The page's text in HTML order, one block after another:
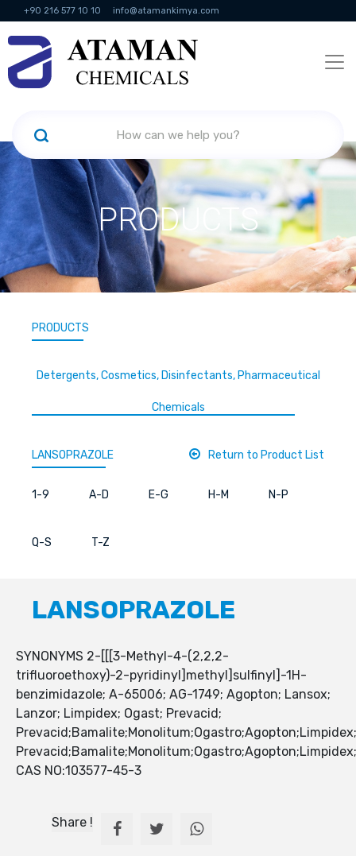
+90 216 577 10 10 info@atamankimya.com
KVKK Politikası Information Society Services
PRODUCTS
PRODUCTS
Detergents, Cosmetics, Disinfectants, Pharmaceutical
Chemicals
LANSOPRAZOLE Return to Product List
1-9 A-D E-G H-M N-P
Q-S T-Z
LANSOPRAZOLE
SYNONYMS 2-[[[3-Methyl-4-(2,2,2-
trifluoroethoxy)-2-pyridinyl]methyl]sulfinyl]-1H-
benzimidazole; A-65006; AG-1749; Agopton; Lansox;
Lanzor; Limpidex; Ogast; Prevacid;
CAS NO:103577-45-3
Share !